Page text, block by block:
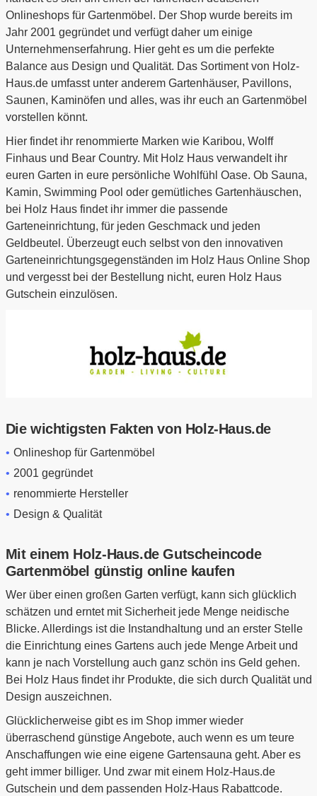
Onlineshops für Gartenmöbel. Der Shop wurde bereits im
Jahr 2001 gegründet und verfügt daher um einige
Unternehmenserfahrung. Hier geht es um die perfekte
Balance aus Design und Qualität. Das Sortiment von Holz-
Haus.de umfasst unter anderem Gartenhäuser, Pavillons,
Saunen, Kaminöfen und alles, was ihr euch an Gartenmöbel
vorstellen könnt.
Hier findet ihr renommierte Marken wie Karibou, Wolff
Finhaus und Bear Country. Mit Holz Haus verwandelt ihr
euren Garten in eure persönliche Wohlfühl Oase. Ob Sauna,
Kamin, Swimming Pool oder gemütliches Gartenhäuschen,
bei Holz Haus findet ihr immer die passende
Garteneinrichtung, für jeden Geschmack und jeden
Geldbeutel. Überzeugt euch selbst von den innovativen
Garteneinrichtungsgegenständen im Holz Haus Online Shop
und vergesst bei der Bestellung nicht, euren Holz Haus
Gutschein einzulösen.
Die wichtigsten Fakten von Holz-Haus.de
Onlineshop für Gartenmöbel
2001 gegründet
renommierte Hersteller
Design & Qualität
Mit einem Holz-Haus.de Gutscheincode
Gartenmöbel günstig online kaufen
Wer über einen großen Garten verfügt, kann sich glücklich
schätzen und erntet mit Sicherheit jede Menge neidische
Blicke. Allerdings ist die Instandhaltung und an erster Stelle
die Einrichtung eines Gartens auch jede Menge Arbeit und
kann je nach Vorstellung auch ganz schön ins Geld gehen.
Bei Holz Haus findet ihr Produkte, die sich durch Qualität und
Design auszeichnen.
Glücklicherweise gibt es im Shop immer wieder
überraschend günstige Angebote, auch wenn es um teure
Anschaffungen wie eine eigene Gartensauna geht. Aber es
geht immer billiger. Und zwar mit einem Holz-Haus.de
Gutschein und dem passenden Holz-Haus Rabattcode.